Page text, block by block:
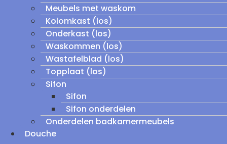
Meubels met waskom
Kolomkast (los)
Onderkast (los)
Waskommen (los)
Wastafelblad (los)
Topplaat (los)
Sifon
Sifon
Sifon onderdelen
Onderdelen badkamermeubels
Douche